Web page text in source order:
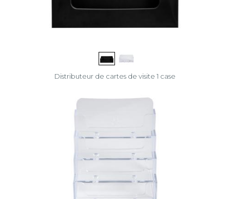
Distributeur de cartes de visite 1 case